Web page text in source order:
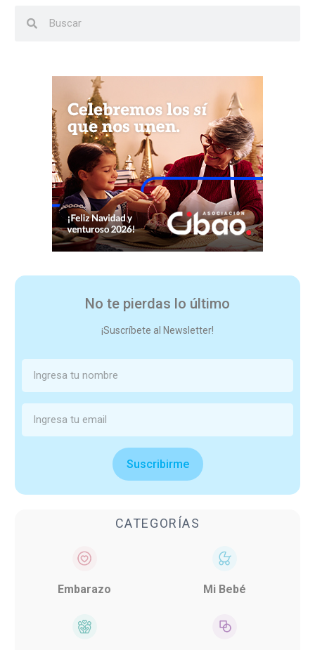
No te pierdas lo último
¡Suscríbete al Newsletter!
Suscribirme
CATEGORÍAS
Embarazo Mi Bebé